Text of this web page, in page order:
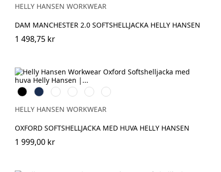
HELLY HANSEN WORKWEAR
DAM MANCHESTER 2.0 SOFTSHELLJACKA HELLY HANSEN
1 498,75 kr
BlackNavy Spruce/Darkest
Spruce
Saddle/Black
Black/Ebony
Navy/Stone
Blue
HELLY HANSEN WORKWEAR
OXFORD SOFTSHELLJACKA MED HUVA HELLY HANSEN
1 999,00 kr